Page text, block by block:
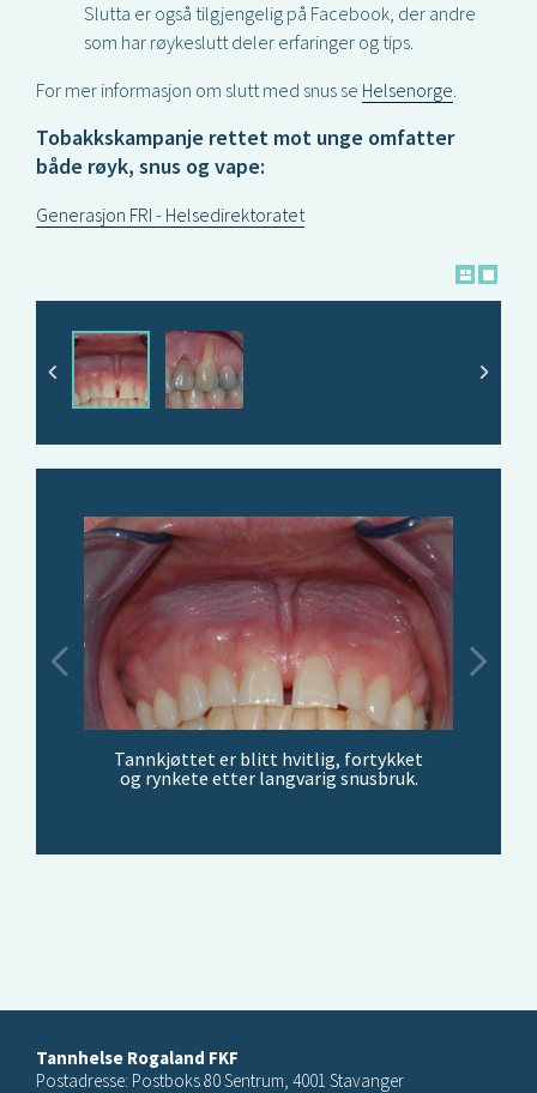
Slutta er også tilgjengelig på Facebook, der andre
som har røykeslutt deler erfaringer og tips.
For mer informasjon om slutt med snus se Helsenorge.
Tobakkskampanje rettet mot unge omfatter
både røyk, snus og vape:
Generasjon FRI - Helsedirektoratet
Tannkjøttet er blitt hvitlig, fortykket
og rynkete etter langvarig snusbruk.
Tannhelse Rogaland FKF
Postadresse: Postboks 80 Sentrum, 4001 Stavanger